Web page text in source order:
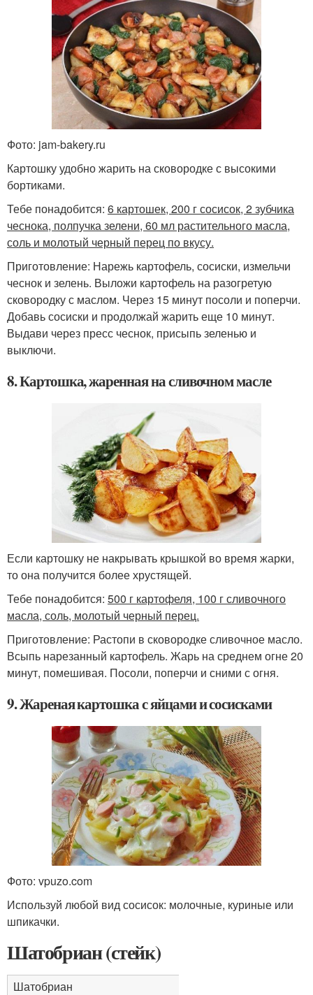
Фото: jam-bakery.ru
Картошку удобно жарить на сковородке с высокими
бортиками.
Тебе понадобится: 6 картошек, 200 г сосисок, 2 зубчика
чеснока, полпучка зелени, 60 мл растительного масла,
соль и молотый черный перец по вкусу.
Приготовление: Нарежь картофель, сосиски, измельчи
чеснок и зелень. Выложи картофель на разогретую
сковородку с маслом. Через 15 минут посоли и поперчи.
Добавь сосиски и продолжай жарить еще 10 минут.
Выдави через пресс чеснок, присыпь зеленью и
выключи.
8. Картошка, жаренная на сливочном масле
Если картошку не накрывать крышкой во время жарки,
то она получится более хрустящей.
Тебе понадобится: 500 г картофеля, 100 г сливочного
масла, соль, молотый черный перец.
Приготовление: Растопи в сковородке сливочное масло.
Всыпь нарезанный картофель. Жарь на среднем огне 20
минут, помешивая. Посоли, поперчи и сними с огня.
9. Жареная картошка с яйцами и сосисками
Фото: vpuzo.com
Используй любой вид сосисок: молочные, куриные или
шпикачки.
Шатобриан (стейк)
Шатобриан